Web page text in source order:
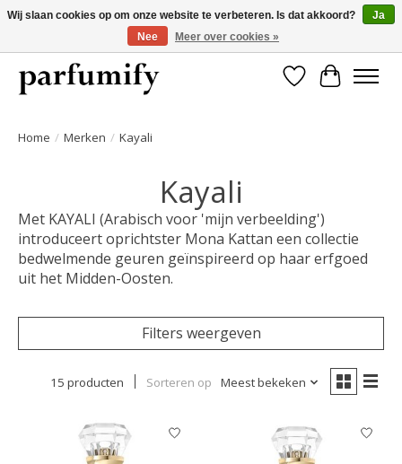
750+ Geuren | Gratis verzending | Maandelijks opzegbaar
Verlanglijst
Home / Merken / Kayali
Kayali
Met KAYALI (Arabisch voor 'mijn verbeelding')
introduceert oprichtster Mona Kattan een collectie
bedwelmende geuren geïnspireerd op haar erfgoed
uit het Midden-Oosten.
Filters weergeven
15 producten Sorteren op Meest bekeken
Wij slaan cookies op om onze website te verbeteren. Is dat akkoord?
Ja
Nee
Meer over cookies »